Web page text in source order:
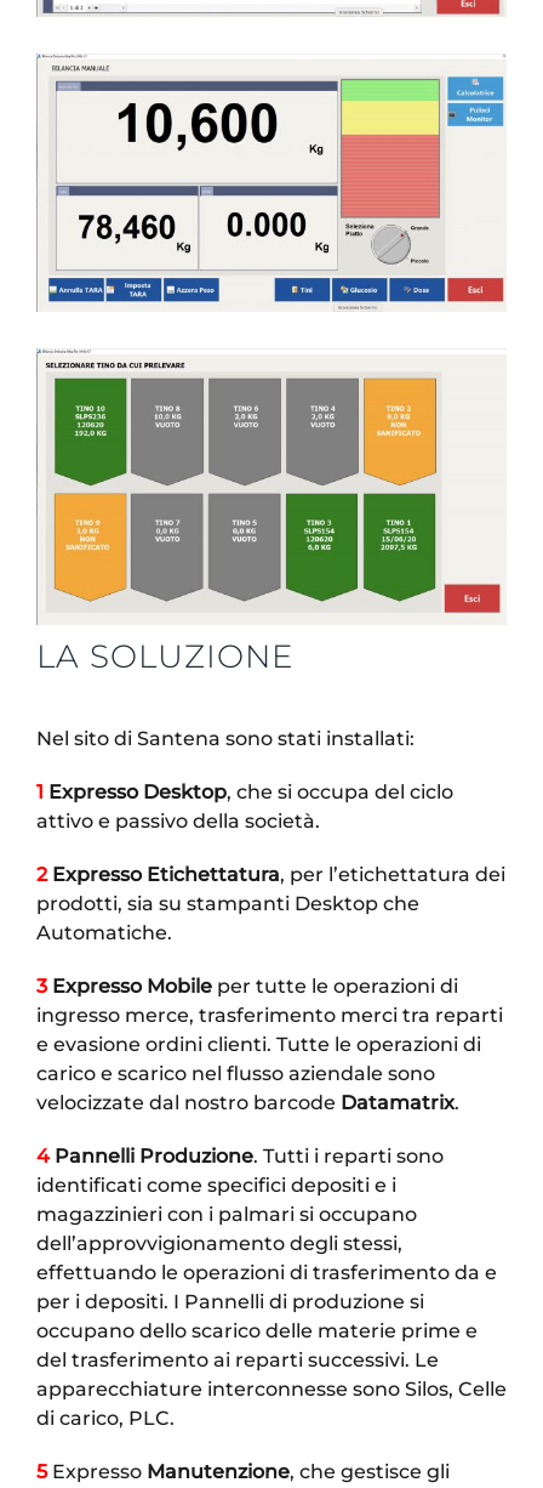
LA SOLUZIONE
Nel sito di Santena sono stati installati:
1 Expresso Desktop, che si occupa del ciclo
attivo e passivo della società.
2Expresso Etichettatura, per l’etichettatura dei
prodotti, sia su stampanti Desktop che
Automatiche.
3 Expresso Mobileper tutte le operazioni di
ingresso merce, trasferimento merci tra reparti
e evasione ordini clienti. Tutte le operazioni di
carico e scarico nel flusso aziendale sono
velocizzate dal nostro barcode Datamatrix.
4 Pannelli Produzione. Tutti i reparti sono
identificati come specifici depositi e i
magazzinieri con i palmari si occupano
dell’approvvigionamento degli stessi,
effettuando le operazioni di trasferimento da e
per i depositi. I Pannelli di produzione si
occupano dello scarico delle materie prime e
del trasferimento ai reparti successivi. Le
apparecchiature interconnesse sono Silos, Celle
di carico, PLC.
5ExpressoManutenzione, che gestisce gli